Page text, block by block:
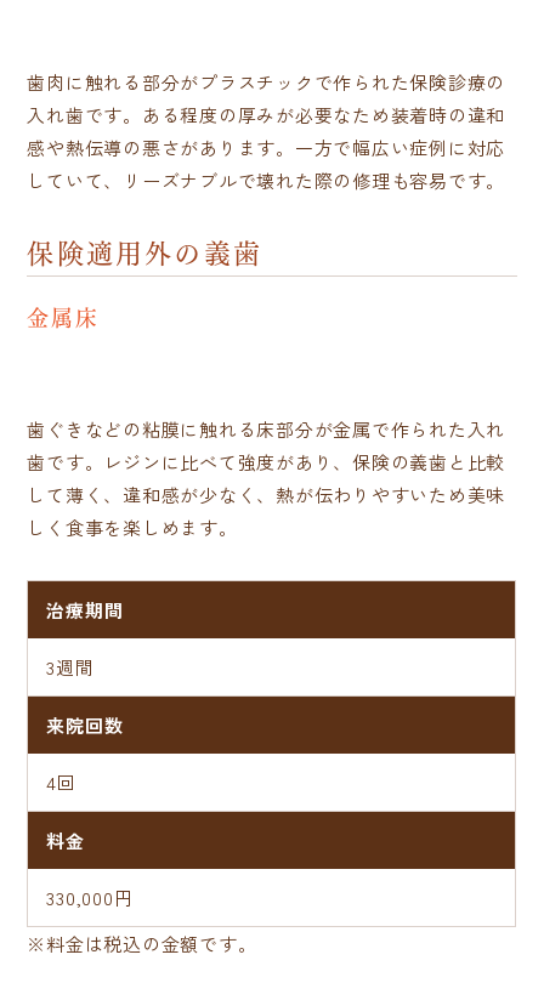
歯肉に触れる部分がプラスチックで作られた保険診療の
入れ歯です。ある程度の厚みが必要なため装着時の違和
感や熱伝導の悪さがあります。一方で幅広い症例に対応
していて、リーズナブルで壊れた際の修理も容易です。
保険適用外の義歯
⾦属床
歯ぐきなどの粘膜に触れる床部分が金属で作られた入れ
歯です。レジンに比べて強度があり、保険の義歯と比較
して薄く、違和感が少なく、熱が伝わりやすいため美味
しく食事を楽しめます。
治療期間
3週間
来院回数
4回
料金
330,000円
※料金は税込の金額です。